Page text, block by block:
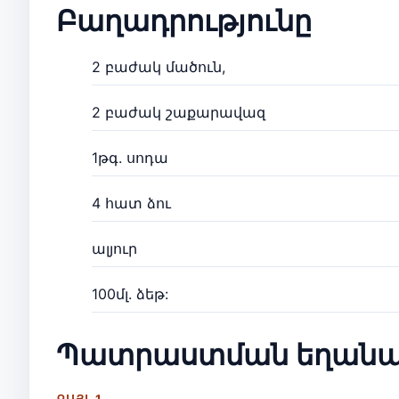
Բաղադրությունը
2 բաժակ մածուն,
2 բաժակ շաքարավազ
1թգ. սոդա
4 հատ ձու
ալյուր
100մլ. ձեթ:
Պատրաստման